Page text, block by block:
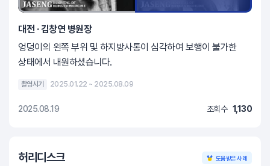
대전 · 김창연 병원장
엉덩이의 왼쪽 부위 및 하지방사통이 심각하여 보행이 불가한
상태에서 내원하셨습니다.
촬영시기 2025.01.22 ~ 2025.08.09
2025.08.19 조회수 1,130
허리디스크 도움받은 사례